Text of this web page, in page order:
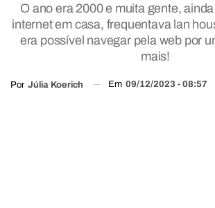
O ano era 2000 e muita gente,
internet em casa, frequentava lan
era possível navegar pela web por
mais!
Por Júlia Koerich Em 09/12/2023 - 08:57